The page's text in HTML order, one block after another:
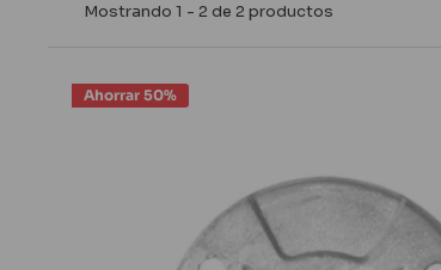
Mostrando 1 - 2 de 2 productos
Ahorrar 50%